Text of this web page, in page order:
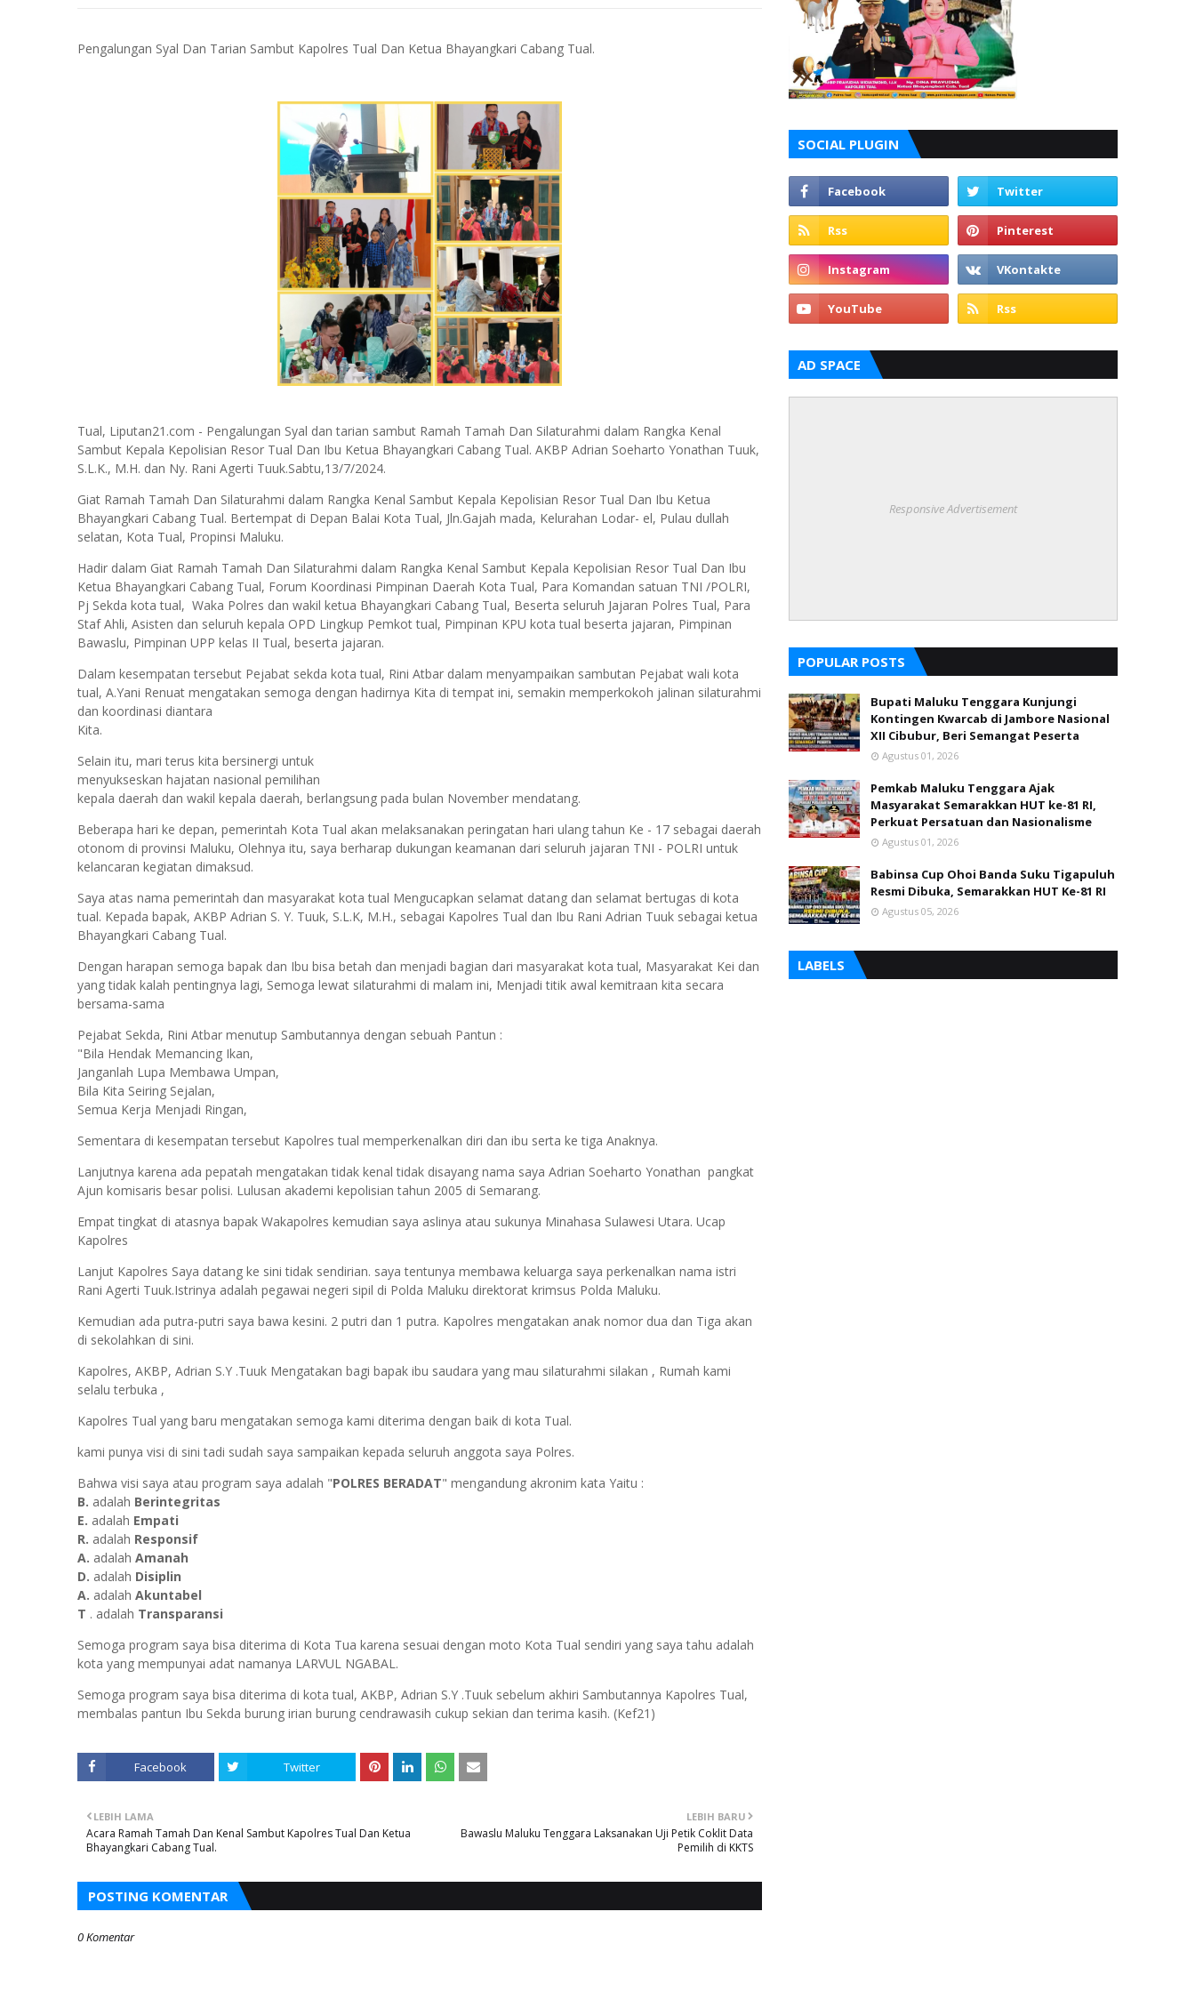
Pengalungan Syal Dan Tarian Sambut Kapolres Tual Dan Ketua Bhayangkari Cabang Tual.
Tual, Liputan21.com - Pengalungan Syal dan tarian sambut Ramah Tamah Dan Silaturahmi dalam Rangka Kenal
Sambut Kepala Kepolisian Resor Tual Dan Ibu Ketua Bhayangkari Cabang Tual. AKBP Adrian Soeharto Yonathan Tuuk,
S.L.K., M.H. dan Ny. Rani Agerti Tuuk.Sabtu,13/7/2024.
Giat Ramah Tamah Dan Silaturahmi dalam Rangka Kenal Sambut Kepala Kepolisian Resor Tual Dan Ibu Ketua
Bhayangkari Cabang Tual. Bertempat di Depan Balai Kota Tual, Jln.Gajah mada, Kelurahan Lodar- el, Pulau dullah
selatan, Kota Tual, Propinsi Maluku.
Hadir dalam Giat Ramah Tamah Dan Silaturahmi dalam Rangka Kenal Sambut Kepala Kepolisian Resor Tual Dan Ibu
Ketua Bhayangkari Cabang Tual, Forum Koordinasi Pimpinan Daerah Kota Tual, Para Komandan satuan TNI /POLRI,
Pj Sekda kota tual, Waka Polres dan wakil ketua Bhayangkari Cabang Tual, Beserta seluruh Jajaran Polres Tual, Para
Staf Ahli, Asisten dan seluruh kepala OPD Lingkup Pemkot tual, Pimpinan KPU kota tual beserta jajaran, Pimpinan
Bawaslu, Pimpinan UPP kelas II Tual, beserta jajaran.
Dalam kesempatan tersebut Pejabat sekda kota tual, Rini Atbar dalam menyampaikan sambutan Pejabat wali kota
tual, A.Yani Renuat mengatakan semoga dengan hadirnya Kita di tempat ini, semakin memperkokoh jalinan silaturahmi
dan koordinasi diantara
Kita.
Selain itu, mari terus kita bersinergi untuk
menyukseskan hajatan nasional pemilihan
kepala daerah dan wakil kepala daerah, berlangsung pada bulan November mendatang.
Beberapa hari ke depan, pemerintah Kota Tual akan melaksanakan peringatan hari ulang tahun Ke - 17 sebagai daerah
otonom di provinsi Maluku, Olehnya itu, saya berharap dukungan keamanan dari seluruh jajaran TNI - POLRI untuk
kelancaran kegiatan dimaksud.
Saya atas nama pemerintah dan masyarakat kota tual Mengucapkan selamat datang dan selamat bertugas di kota
tual. Kepada bapak, AKBP Adrian S. Y. Tuuk, S.L.K, M.H., sebagai Kapolres Tual dan Ibu Rani Adrian Tuuk sebagai ketua
Bhayangkari Cabang Tual.
Dengan harapan semoga bapak dan Ibu bisa betah dan menjadi bagian dari masyarakat kota tual, Masyarakat Kei dan
yang tidak kalah pentingnya lagi, Semoga lewat silaturahmi di malam ini, Menjadi titik awal kemitraan kita secara
bersama-sama
Pejabat Sekda, Rini Atbar menutup Sambutannya dengan sebuah Pantun :
"Bila Hendak Memancing Ikan,
Janganlah Lupa Membawa Umpan,
Bila Kita Seiring Sejalan,
Semua Kerja Menjadi Ringan,
Sementara di kesempatan tersebut Kapolres tual memperkenalkan diri dan ibu serta ke tiga Anaknya.
Lanjutnya karena ada pepatah mengatakan tidak kenal tidak disayang nama saya Adrian Soeharto Yonathan pangkat
Ajun komisaris besar polisi. Lulusan akademi kepolisian tahun 2005 di Semarang.
Empat tingkat di atasnya bapak Wakapolres kemudian saya aslinya atau sukunya Minahasa Sulawesi Utara. Ucap
Kapolres
Lanjut Kapolres Saya datang ke sini tidak sendirian. saya tentunya membawa keluarga saya perkenalkan nama istri
Rani Agerti Tuuk.Istrinya adalah pegawai negeri sipil di Polda Maluku direktorat krimsus Polda Maluku.
Kemudian ada putra-putri saya bawa kesini. 2 putri dan 1 putra. Kapolres mengatakan anak nomor dua dan Tiga akan
di sekolahkan di sini.
Kapolres, AKBP, Adrian S.Y .Tuuk Mengatakan bagi bapak ibu saudara yang mau silaturahmi silakan , Rumah kami
selalu terbuka ,
Kapolres Tual yang baru mengatakan semoga kami diterima dengan baik di kota Tual.
kami punya visi di sini tadi sudah saya sampaikan kepada seluruh anggota saya Polres.
Bahwa visi saya atau program saya adalah "POLRES BERADAT" mengandung akronim kata Yaitu :
B. adalah Berintegritas
E. adalah Empati
R. adalah Responsif
A. adalah Amanah
D. adalah Disiplin
A. adalah Akuntabel
T . adalah Transparansi
Semoga program saya bisa diterima di Kota Tua karena sesuai dengan moto Kota Tual sendiri yang saya tahu adalah
kota yang mempunyai adat namanya LARVUL NGABAL.
Semoga program saya bisa diterima di kota tual, AKBP, Adrian S.Y .Tuuk sebelum akhiri Sambutannya Kapolres Tual,
membalas pantun Ibu Sekda burung irian burung cendrawasih cukup sekian dan terima kasih. (Kef21)
Facebook Twitter
LEBIH BARU
Bawaslu Maluku Tenggara Laksanakan Uji Petik Coklit Data
Pemilih di KKTS
LEBIH LAMA
Acara Ramah Tamah Dan Kenal Sambut Kapolres Tual Dan Ketua
Bhayangkari Cabang Tual.
POSTING KOMENTAR
0 Komentar
SOCIAL PLUGIN
AD SPACE
Responsive Advertisement
POPULAR POSTS
Bupati Maluku Tenggara Kunjungi
Kontingen Kwarcab di Jambore Nasional
XII Cibubur, Beri Semangat Peserta
Agustus 01, 2026
Pemkab Maluku Tenggara Ajak
Masyarakat Semarakkan HUT ke-81 RI,
Perkuat Persatuan dan Nasionalisme
Agustus 01, 2026
Babinsa Cup Ohoi Banda Suku Tigapuluh
Resmi Dibuka, Semarakkan HUT Ke-81 RI
Agustus 05, 2026
LABELS